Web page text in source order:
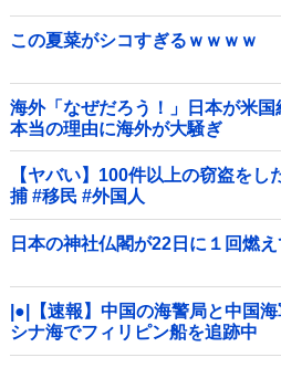
この夏菜がシコすぎるｗｗｗｗ
海外「なぜだろう！」日本が米
本当の理由に海外が大騒ぎ
【ヤバい】100件以上の窃盗を
捕 #移民 #外国人
日本の神社仏閣が22日に１回燃え
|●|【速報】中国の海警局と中国
シナ海でフィリピン船を追跡中